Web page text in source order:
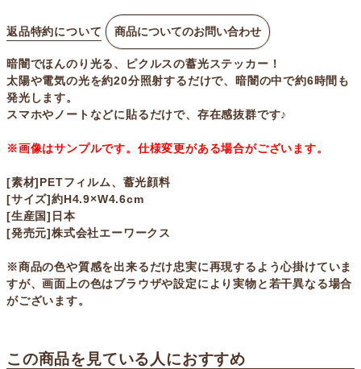
返品特約について 商品についてのお問い合わせ
暗闇でほんのり光る、ピクルスの蓄光ステッカー！
太陽や電気の光を約20分照射するだけで、暗闇の中で約6時間も
発光します。
スマホやノートなどに貼るだけで、存在感抜群です♪
※画像はサンプルです。仕様変更がある場合がございます。
[素材]PETフィルム、蓄光顔料
[サイズ]約H4.9×W4.6cm
[生産国]日本
[発売元]株式会社エーワークス
※商品の色や質感を出来るだけ忠実に再現するよう心掛けていま
すが、画面上の色はブラウザや設定により実物と若干異なる場合
がございます。
この商品を見ている人におすすめ